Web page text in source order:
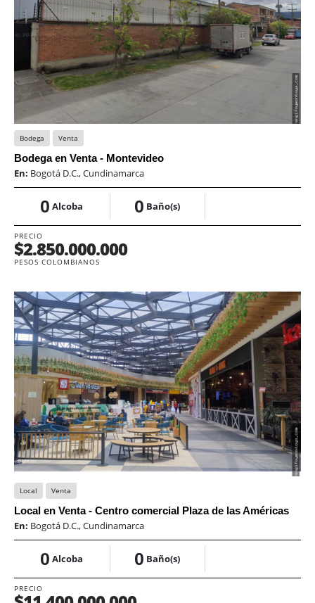
Bodega Venta
Bodega en Venta - Montevideo
En: Bogotá D.C., Cundinamarca
0 Alcoba 0 Baño(s)
PRECIO
$2.850.000.000
PESOS COLOMBIANOS
Local Venta
Local en Venta - Centro comercial Plaza de las Américas
En: Bogotá D.C., Cundinamarca
0 Alcoba 0 Baño(s)
PRECIO